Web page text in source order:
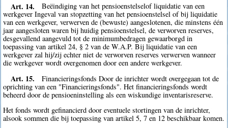
Art. 14.
Beëindiging van het pensioenstelselof liquidatie van een
werkgever Ingeval van stopzetting van het pensioenstelsel of bij liquidatie
van een werkgever, verwerven de (bewuste) aangeslotenen, die minstens één
jaar aangesloten waren bij huidig pensioenstelsel, de verworven reserves,
desgevallend aangevuld tot de minimumbedragen gewaarborgd in
toepassing van artikel 24, § 2 van de W.A.P. Bij liquidatie van een
werkgever zal hij/zij echter niet de verworven reserves verwerven wanneer
die werkgever wordt overgenomen door een andere werkgever.
Art. 15.
Financieringsfonds Door de inrichter wordt overgegaan tot de
oprichting van een "Financieringsfonds". Het financieringsfonds wordt
beheerd door de pensioeninstelling als een wiskundige inventarisreserve.
Het fonds wordt gefinancierd door eventuele stortingen van de inrichter,
alsook sommen die bij toepassing van artikel 5, 7 en 12 beschikbaar komen.